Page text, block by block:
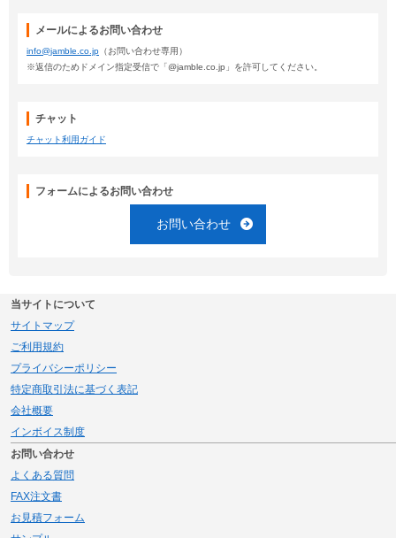
メールによるお問い合わせ
info@jamble.co.jp （お問い合わせ専用）
※返信のためドメイン指定受信で「@jamble.co.jp」を許可してください。
チャット
チャット利用ガイド
フォームによるお問い合わせ
お問い合わせ
当サイトについて
サイトマップ
ご利用規約
プライバシーポリシー
特定商取引法に基づく表記
会社概要
インボイス制度
お問い合わせ
よくある質問
FAX注文書
お見積フォーム